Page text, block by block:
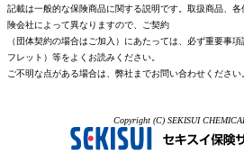
記載は一般的な保険商品に関する説明です。取扱商品、
険会社によって異なりますので、ご契約
（団体契約の場合はご加入）にあたっては、必ず重要事
フレット）等をよくお読みください。
ご不明な点がある場合は、弊社までお問い合わせください
Copyright (C) SEKISUI